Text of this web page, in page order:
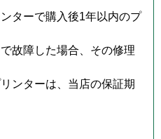
ターで購入後1年以内のプ
故障した場合、その修理
ンターは、当店の保証期